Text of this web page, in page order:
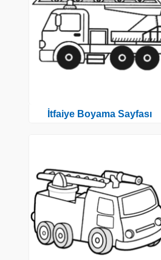
İtfaiye Boyama Sayfası